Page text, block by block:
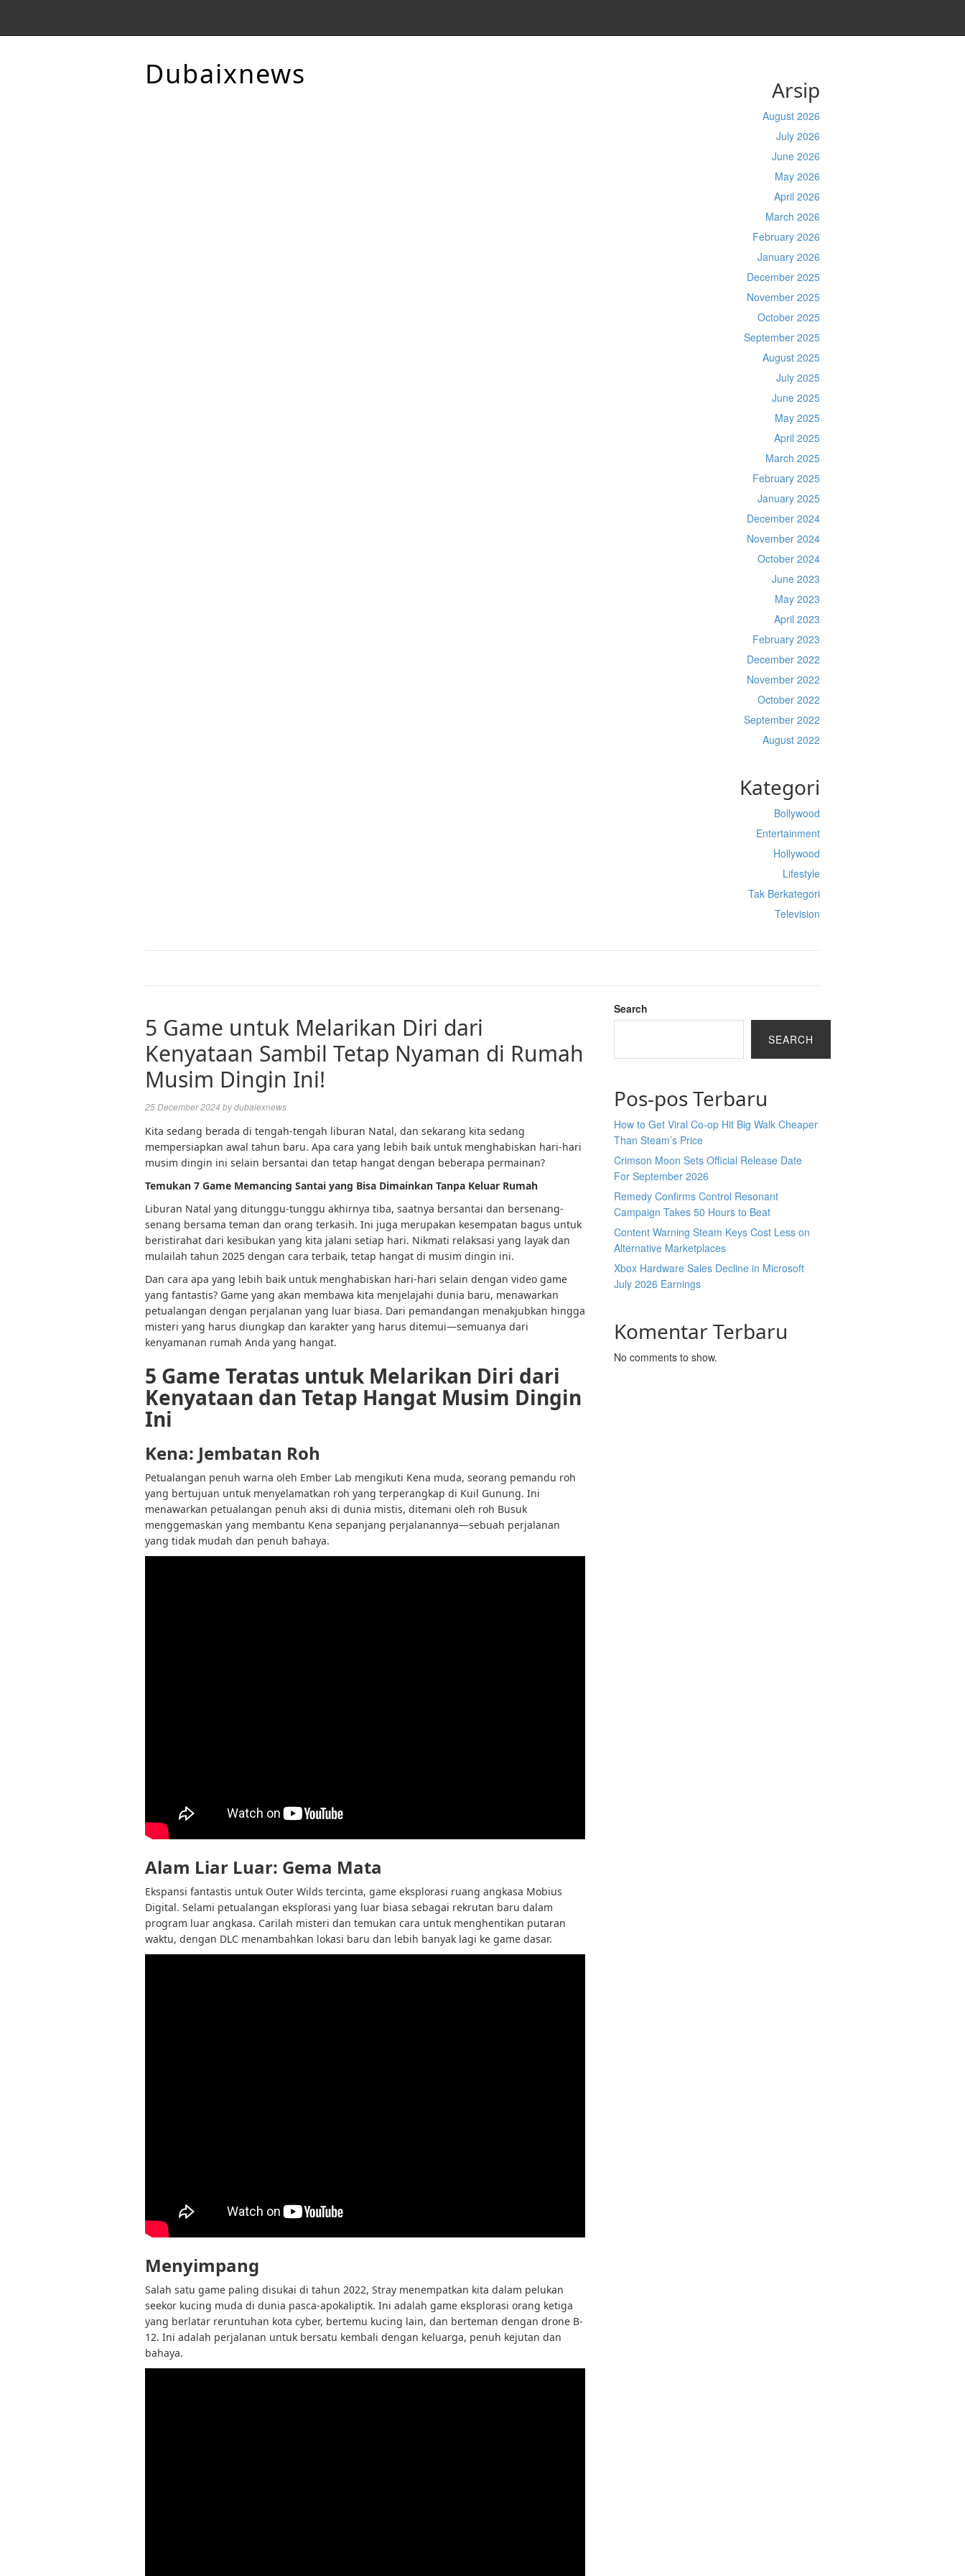
Dubaixnews Arsip
August 2026
July 2026
June 2026
May 2026
April 2026
March 2026
February 2026
January 2026
December 2025
November 2025
October 2025
September 2025
August 2025
July 2025
June 2025
May 2025
April 2025
March 2025
February 2025
January 2025
December 2024
November 2024
October 2024
June 2023
May 2023
April 2023
February 2023
December 2022
November 2022
October 2022
September 2022
August 2022
Kategori
Bollywood
Entertainment
Hollywood
Lifestyle
Tak Berkategori
Television
5 Game untuk Melarikan Diri dari
Kenyataan Sambil Tetap Nyaman di Rumah
Musim Dingin Ini!
25 December 2024 bydubaiexnews
Kita sedang berada di tengah-tengah liburan Natal, dan sekarang kita sedang
mempersiapkan awal tahun baru. Apa cara yang lebih baik untuk menghabiskan hari-hari
musim dingin ini selain bersantai dan tetap hangat dengan beberapa permainan?
Temukan 7 Game Memancing Santai yang Bisa Dimainkan Tanpa Keluar Rumah
Liburan Natal yang ditunggu-tunggu akhirnya tiba, saatnya bersantai dan bersenang-
senang bersama teman dan orang terkasih. Ini juga merupakan kesempatan bagus untuk
beristirahat dari kesibukan yang kita jalani setiap hari. Nikmati relaksasi yang layak dan
mulailah tahun 2025 dengan cara terbaik, tetap hangat di musim dingin ini.
Dan cara apa yang lebih baik untuk menghabiskan hari-hari selain dengan video game
yang fantastis? Game yang akan membawa kita menjelajahi dunia baru, menawarkan
petualangan dengan perjalanan yang luar biasa. Dari pemandangan menakjubkan hingga
misteri yang harus diungkap dan karakter yang harus ditemui—semuanya dari
kenyamanan rumah Anda yang hangat.
5 Game Teratas untuk Melarikan Diri dari
Kenyataan dan Tetap Hangat Musim Dingin
Ini
Kena: Jembatan Roh
Petualangan penuh warna oleh Ember Lab mengikuti Kena muda, seorang pemandu roh
yang bertujuan untuk menyelamatkan roh yang terperangkap di Kuil Gunung. Ini
menawarkan petualangan penuh aksi di dunia mistis, ditemani oleh roh Busuk
menggemaskan yang membantu Kena sepanjang perjalanannya—sebuah perjalanan
yang tidak mudah dan penuh bahaya.
Alam Liar Luar: Gema Mata
Ekspansi fantastis untuk Outer Wilds tercinta, game eksplorasi ruang angkasa Mobius
Digital. Selami petualangan eksplorasi yang luar biasa sebagai rekrutan baru dalam
program luar angkasa. Carilah misteri dan temukan cara untuk menghentikan putaran
waktu, dengan DLC menambahkan lokasi baru dan lebih banyak lagi ke game dasar.
Menyimpang
Salah satu game paling disukai di tahun 2022, Stray menempatkan kita dalam pelukan
seekor kucing muda di dunia pasca-apokaliptik. Ini adalah game eksplorasi orang ketiga
yang berlatar reruntuhan kota cyber, bertemu kucing lain, dan berteman dengan drone B-
12. Ini adalah perjalanan untuk bersatu kembali dengan keluarga, penuh kejutan dan
bahaya.
Search
SEARCH
Pos-pos Terbaru
How to Get Viral Co-op Hit Big Walk Cheaper
Than Steam’s Price
Crimson Moon Sets Official Release Date
For September 2026
Remedy Confirms Control Resonant
Campaign Takes 50 Hours to Beat
Content Warning Steam Keys Cost Less on
Alternative Marketplaces
Xbox Hardware Sales Decline in Microsoft
July 2026 Earnings
Komentar Terbaru
No comments to show.